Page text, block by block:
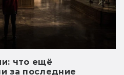
что ещё
за последние